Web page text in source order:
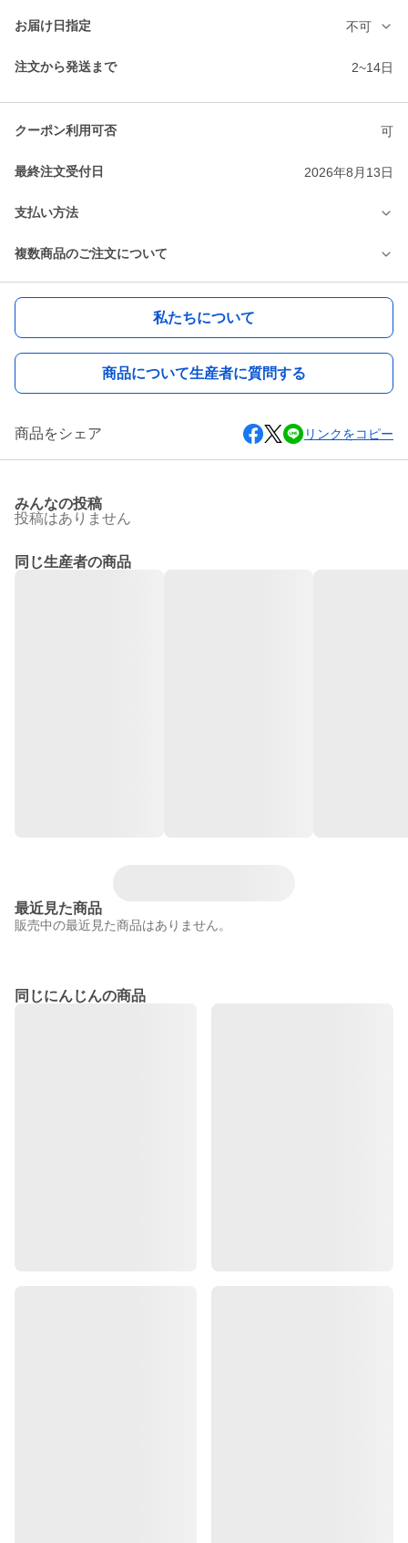
お届け日指定 不可
注文から発送まで 2~14日
クーポン利用可否 可
最終注文受付日 2026年8月13日
支払い方法
複数商品のご注文について
私たちについて
商品について生産者に質問する
商品をシェア リンクをコピー
みんなの投稿
投稿はありません
同じ生産者の商品
最近見た商品
販売中の最近見た商品はありません。
同じにんじんの商品